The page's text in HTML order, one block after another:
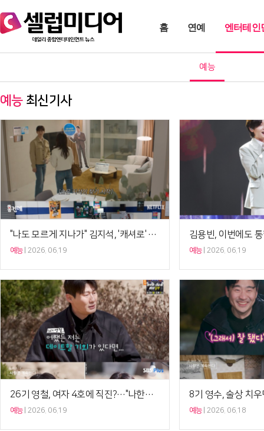
홈 연예 엔터테인
예능
예능최신기사
"나도 모르게 지나가" 김지석, '캐셔로' 3초 특별출연 비하인드 공개('홍건데')[셀럽캡처]
예능 2026. 06.19 예능 2026. 06.19
26기 영철, 여자 4호에 직진?…"나한테 호감 없는 것 같아"('나솔사계')[셀럽캡처]
예능 2026. 06.19 예능 2026. 06.18